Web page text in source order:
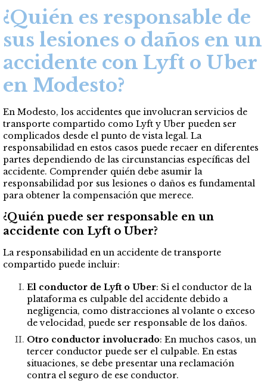
¿Quién es responsable de
sus lesiones o daños en un
accidente con Lyft o Uber
en Modesto?
En Modesto, los accidentes que involucran servicios de
transporte compartido como Lyft y Uber pueden ser
complicados desde el punto de vista legal. La
responsabilidad en estos casos puede recaer en diferentes
partes dependiendo de las circunstancias específicas del
accidente. Comprender quién debe asumir la
responsabilidad por sus lesiones o daños es fundamental
para obtener la compensación que merece.
¿Quién puede ser responsable en un
accidente con Lyft o Uber?
La responsabilidad en un accidente de transporte
compartido puede incluir:
El conductor de Lyft o Uber: Si el conductor de la
plataforma es culpable del accidente debido a
negligencia, como distracciones al volante o exceso
de velocidad, puede ser responsable de los daños.
Otro conductor involucrado: En muchos casos, un
tercer conductor puede ser el culpable. En estas
situaciones, se debe presentar una reclamación
contra el seguro de ese conductor.